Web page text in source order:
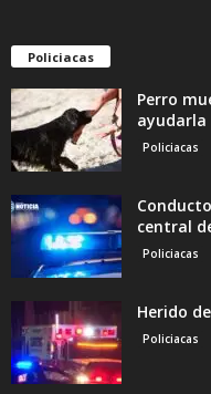
Policiacas
Perro
ayudarla
Policiacas
central
Policiacas
Herido
Policiacas